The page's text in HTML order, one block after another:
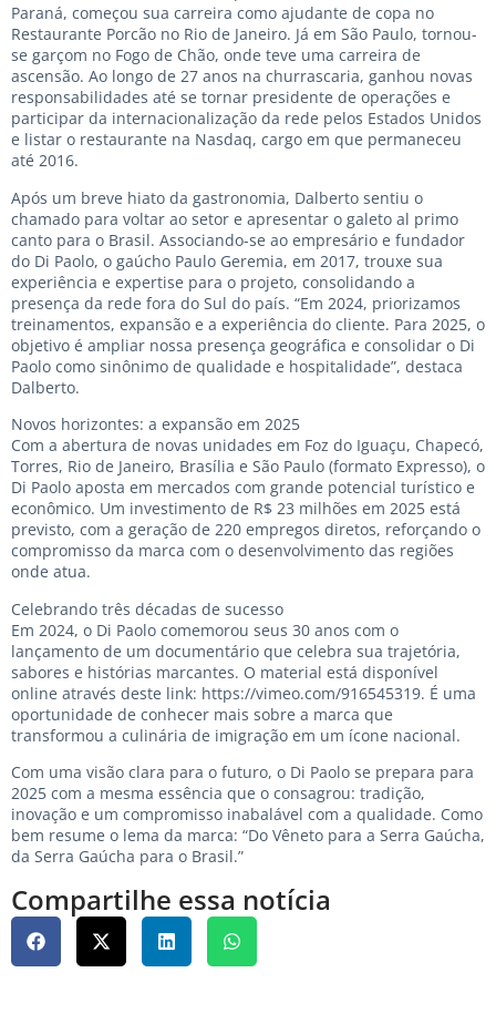
Paraná, começou sua carreira como ajudante de copa no
Restaurante Porcão no Rio de Janeiro. Já em São Paulo, tornou-
se garçom no Fogo de Chão, onde teve uma carreira de
ascensão. Ao longo de 27 anos na churrascaria, ganhou novas
responsabilidades até se tornar presidente de operações e
participar da internacionalização da rede pelos Estados Unidos
e listar o restaurante na Nasdaq, cargo em que permaneceu
até 2016.
Após um breve hiato da gastronomia, Dalberto sentiu o
chamado para voltar ao setor e apresentar o galeto al primo
canto para o Brasil. Associando-se ao empresário e fundador
do Di Paolo, o gaúcho Paulo Geremia, em 2017, trouxe sua
experiência e expertise para o projeto, consolidando a
presença da rede fora do Sul do país. “Em 2024, priorizamos
treinamentos, expansão e a experiência do cliente. Para 2025, o
objetivo é ampliar nossa presença geográfica e consolidar o Di
Paolo como sinônimo de qualidade e hospitalidade”, destaca
Dalberto.
Novos horizontes: a expansão em 2025
Com a abertura de novas unidades em Foz do Iguaçu, Chapecó,
Torres, Rio de Janeiro, Brasília e São Paulo (formato Expresso), o
Di Paolo aposta em mercados com grande potencial turístico e
econômico. Um investimento de R$ 23 milhões em 2025 está
previsto, com a geração de 220 empregos diretos, reforçando o
compromisso da marca com o desenvolvimento das regiões
onde atua.
Celebrando três décadas de sucesso
Em 2024, o Di Paolo comemorou seus 30 anos com o
lançamento de um documentário que celebra sua trajetória,
sabores e histórias marcantes. O material está disponível
online através deste link: https://vimeo.com/916545319. É uma
oportunidade de conhecer mais sobre a marca que
transformou a culinária de imigração em um ícone nacional.
Com uma visão clara para o futuro, o Di Paolo se prepara para
2025 com a mesma essência que o consagrou: tradição,
inovação e um compromisso inabalável com a qualidade. Como
bem resume o lema da marca: “Do Vêneto para a Serra Gaúcha,
da Serra Gaúcha para o Brasil.”
Compartilhe essa notícia